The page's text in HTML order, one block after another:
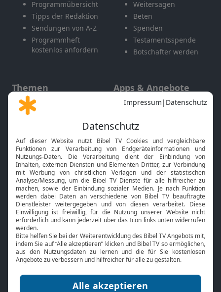
Programmübersicht
Tipps der Redaktion
Sendungen von A-Z
Programmheft
kostenlos anfordern
Weitersagen
Beten
Spenden
Testamentsspende
Botschafter werden
Themen
Gott und Bibel erklärt
Neuigkeiten
Apps & Angebote
Mobile App
Smart TV
HbbTV
Bibelthek Online-Bibel
Nächster Gottesdienst
Bibel TV
Über uns
Jobs
Mediadaten
Service
Kontakt
TV-Empfang